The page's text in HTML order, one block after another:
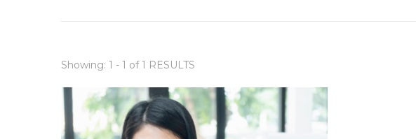
Showing: 1 - 1 of 1 RESULTS